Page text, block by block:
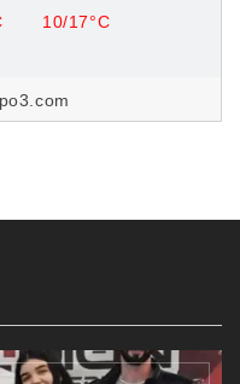
10/17°C